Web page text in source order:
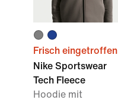
Frisch eingetroffen
Nike Sportswear
Tech Fleece
Hoodie mit